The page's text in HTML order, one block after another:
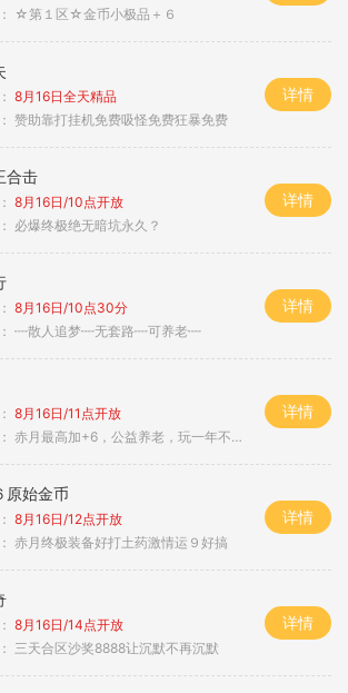
☆第１区☆金币小极品＋６
8月16日全天精品
赞助靠打挂机免费吸怪免费狂暴免费
详情
合击
8月16日/10点开放
必爆终极绝无暗坑永久？
详情
8月16日/10点30分
┉散人追梦┉无套路┉可养老┉
详情
8月16日/11点开放
赤月最高加+6，公益养老，玩一年不腻，屠龙
详情
原始金币
8月16日/12点开放
赤月终极装备好打土药激情运９好搞
详情
8月16日/14点开放
三天合区沙奖8888让沉默不再沉默
详情